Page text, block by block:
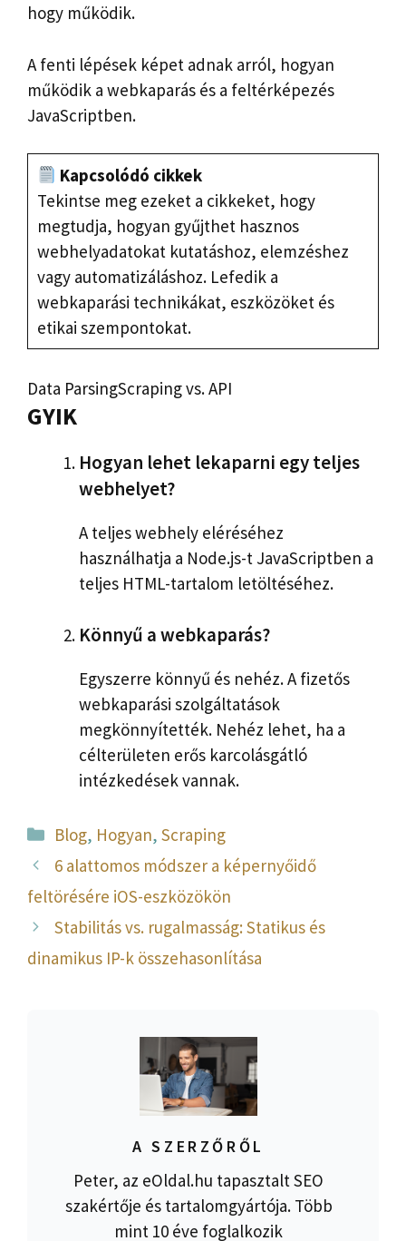
hogy működik.
A fenti lépések képet adnak arról, hogyan
működik a webkaparás és a feltérképezés
JavaScriptben.
Kapcsolódó cikkek
Tekintse meg ezeket a cikkeket, hogy
megtudja, hogyan gyűjthet hasznos
webhelyadatokat kutatáshoz, elemzéshez
vagy automatizáláshoz. Lefedik a
webkaparási technikákat, eszközöket és
etikai szempontokat.
Data ParsingScraping vs. API
GYIK
Hogyan lehet lekaparni egy teljes
webhelyet?
A teljes webhely eléréséhez
használhatja a Node.js-t JavaScriptben a
teljes HTML-tartalom letöltéséhez.
Könnyű a webkaparás?
Egyszerre könnyű és nehéz. A fizetős
webkaparási szolgáltatások
megkönnyítették. Nehéz lehet, ha a
célterületen erős karcolásgátló
intézkedések vannak.
Kategória
Blog, Hogyan,Scraping
6 alattomos módszer a képernyőidő
feltörésére iOS-eszközökön
Stabilitás vs. rugalmasság: Statikus és
dinamikus IP-k összehasonlítása
A SZERZŐRŐL
Peter, az eOldal.hu tapasztalt SEO
szakértője és tartalomgyártója. Több
mint 10 éve foglalkozik